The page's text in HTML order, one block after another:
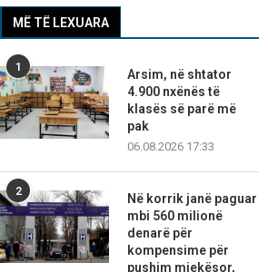
MË TË LEXUARA
1
Arsim, në shtator
4.900 nxënës të
klasës së parë më
pak
06.08.2026 17:33
2
Në korrik janë paguar
mbi 560 milionë
denarë për
kompensime për
pushim mjekësor,